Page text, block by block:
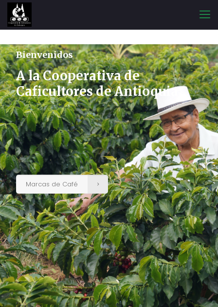
Bienvenidos
A la Cooperativa de
Caficultores de Antioquia
Marcas de Café